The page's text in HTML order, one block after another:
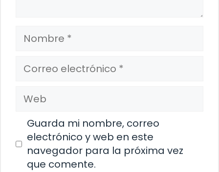
Nombre
Correo
electrónico
Web
Guarda mi nombre, correo
electrónico y web en este
navegador para la próxima vez
que comente.